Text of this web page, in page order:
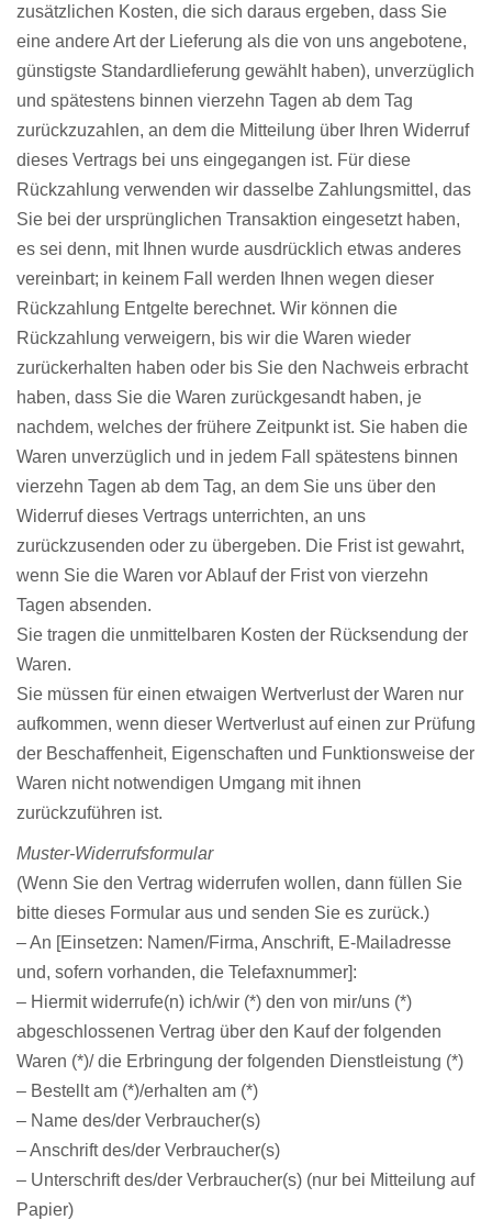
zusätzlichen Kosten, die sich daraus ergeben, dass Sie
eine andere Art der Lieferung als die von uns angebotene,
günstigste Standardlieferung gewählt haben), unverzüglich
und spätestens binnen vierzehn Tagen ab dem Tag
zurückzuzahlen, an dem die Mitteilung über Ihren Widerruf
dieses Vertrags bei uns eingegangen ist. Für diese
Rückzahlung verwenden wir dasselbe Zahlungsmittel, das
Sie bei der ursprünglichen Transaktion eingesetzt haben,
es sei denn, mit Ihnen wurde ausdrücklich etwas anderes
vereinbart; in keinem Fall werden Ihnen wegen dieser
Rückzahlung Entgelte berechnet. Wir können die
Rückzahlung verweigern, bis wir die Waren wieder
zurückerhalten haben oder bis Sie den Nachweis erbracht
haben, dass Sie die Waren zurückgesandt haben, je
nachdem, welches der frühere Zeitpunkt ist. Sie haben die
Waren unverzüglich und in jedem Fall spätestens binnen
vierzehn Tagen ab dem Tag, an dem Sie uns über den
Widerruf dieses Vertrags unterrichten, an uns
zurückzusenden oder zu übergeben. Die Frist ist gewahrt,
wenn Sie die Waren vor Ablauf der Frist von vierzehn
Tagen absenden.
Sie tragen die unmittelbaren Kosten der Rücksendung der
Waren.
Sie müssen für einen etwaigen Wertverlust der Waren nur
aufkommen, wenn dieser Wertverlust auf einen zur Prüfung
der Beschaffenheit, Eigenschaften und Funktionsweise der
Waren nicht notwendigen Umgang mit ihnen
zurückzuführen ist.
Muster-Widerrufsformular
(Wenn Sie den Vertrag widerrufen wollen, dann füllen Sie
bitte dieses Formular aus und senden Sie es zurück.)
– An [Einsetzen: Namen/Firma, Anschrift, E-Mailadresse
und, sofern vorhanden, die Telefaxnummer]:
– Hiermit widerrufe(n) ich/wir (*) den von mir/uns (*)
abgeschlossenen Vertrag über den Kauf der folgenden
Waren (*)/ die Erbringung der folgenden Dienstleistung (*)
– Bestellt am (*)/erhalten am (*)
– Name des/der Verbraucher(s)
– Anschrift des/der Verbraucher(s)
– Unterschrift des/der Verbraucher(s) (nur bei Mitteilung auf
Papier)